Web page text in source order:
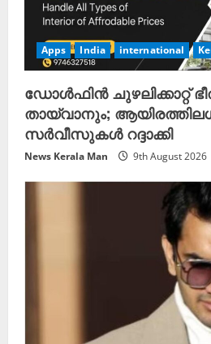
Apps India international
ഡോൾഫിൻ ചുഴലിക്കാറ്റ്
തായ്‌വാനും;
സർവീസുകൾ റദ്ദാക്കി
News Kerala Man 9th August 2026